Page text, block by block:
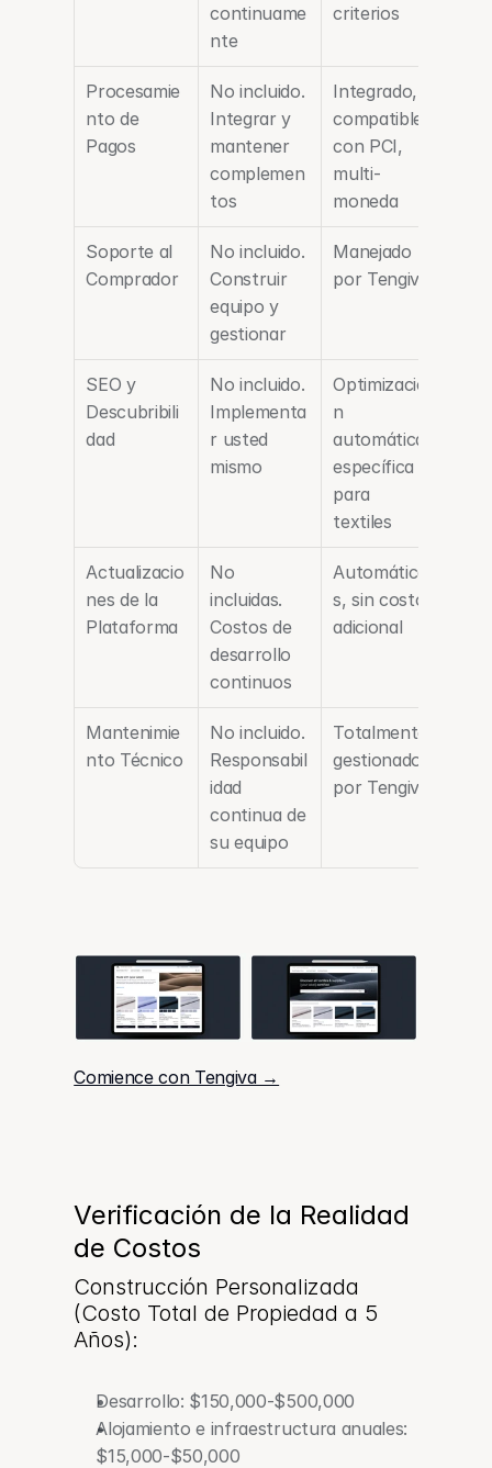
continuame
nte
criterios
Procesamie
nto de
Pagos
No incluido.
Integrar y
mantener
complemen
tos
Integrado,
compatible
con PCI,
multi-
moneda
Soporte al
Comprador
No incluido.
Construir
equipo y
gestionar
Manejado
por Tengiva
SEO y
Descubribili
dad
No incluido.
Implementa
r usted
mismo
Optimizació
n
automática
específica
para
textiles
Actualizacio
nes de la
Plataforma
No
incluidas.
Costos de
desarrollo
continuos
Automática
s, sin costo
adicional
Mantenimie
nto Técnico
No incluido.
Responsabil
idad
continua de
su equipo
Totalmente
gestionado
por Tengiva
Comience con Tengiva →
Verificación de la Realidad
de Costos
Construcción Personalizada
(Costo Total de Propiedad a 5
Años):
Desarrollo: $150,000-$500,000
Alojamiento e infraestructura anuales:
$15,000-$50,000